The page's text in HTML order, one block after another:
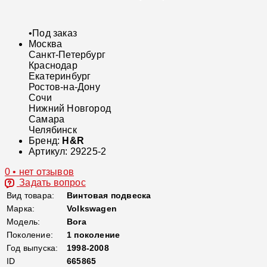
•Под заказ
Москва
Санкт-Петербург
Краснодар
Екатеринбург
Ростов-на-Дону
Сочи
Нижний Новгород
Самара
Челябинск
Бренд: H&R
Артикул: 29225-2
0 • нет отзывов
Задать вопрос
Вид товара:
Винтовая подвеска
Марка:
Volkswagen
Модель:
Bora
Поколение:
1 поколение
Год выпуска:
1998-2008
ID
665865